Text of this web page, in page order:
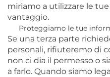
miriamo a utilizzare le
vantaggio.
Proteggiamo le tue
Se una terza parte
personali, rifiuteremo di
non ci dia il permesso o
a farlo. Quando siamo